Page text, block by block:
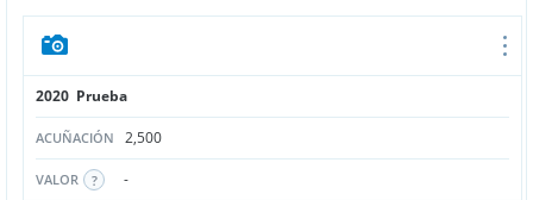
2020 Prueba
ACUÑACIÓN 2,500
VALOR -